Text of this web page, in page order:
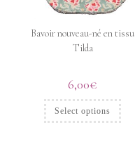
Bavoir nouveau-né en tissu
Tilda
6,00€
Select options